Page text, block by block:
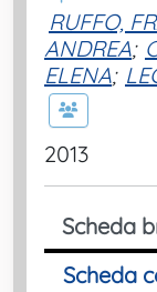
RUFFO,
ANDREA;
ELENA;
2013
Scheda
Scheda